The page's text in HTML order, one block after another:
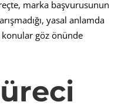
marka başvurusunun
yasal anlamda
göz önünde